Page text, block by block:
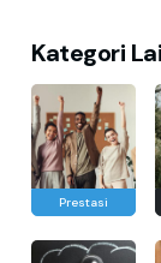
Kategori
Prestasi